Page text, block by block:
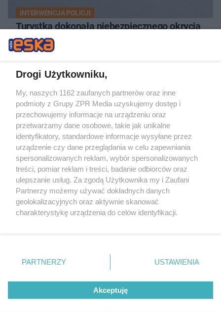
INTERWENCJA POLICJI
Turystka dokonała niebezpiecznego okrycia
na plaży w Ustce. Policja musiała zamknąć
ŻUŻEL
Bydgoszcz rozgromiła
Polonię Piła. Kto zdobył
najwięcej punktów?
Drogi Użytkowniku,
My, naszych 1162 zaufanych partnerów oraz inne
podmioty z Grupy ZPR Media uzyskujemy dostęp i
przechowujemy informacje na urządzeniu oraz
przetwarzamy dane osobowe, takie jak unikalne
identyfikatory, standardowe informacje wysyłane przez
urządzenie czy dane przeglądania w celu zapewniania
spersonalizowanych reklam, wybór spersonalizowanych
treści, pomiar reklam i treści, badanie odbiorców oraz
ulepszanie usług. Za zgodą Użytkownika my i Zaufani
Partnerzy możemy używać dokładnych danych
geolokalizacyjnych oraz aktywnie skanować
charakterystykę urządzenia do celów identyfikacji.
zmienić/wycofać klikając przycisk ustawień prywatności
znajdujący się w lewym dolnym rogu strony
rodzaje przetwarzania danych nie wymagają zgody
użytkownika, ale masz prawo sprzeciwić się takiemu
przetwarzaniu. Preferencje będą miały zastosowanie tylko
PARTNERZY USTAWIENIA
Akceptuję